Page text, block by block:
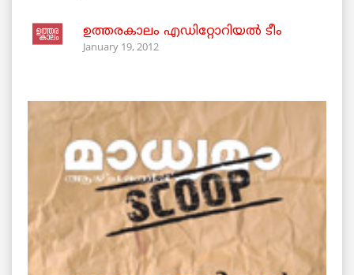
ഉത്തരകാലം എഡിറ്റോറിയല്‍ ടീം
January 19, 2012